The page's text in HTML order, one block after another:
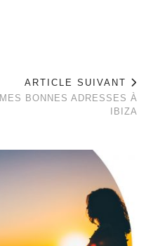
ARTICLE SUIVANT
MES BONNES ADRESSES À
IBIZA